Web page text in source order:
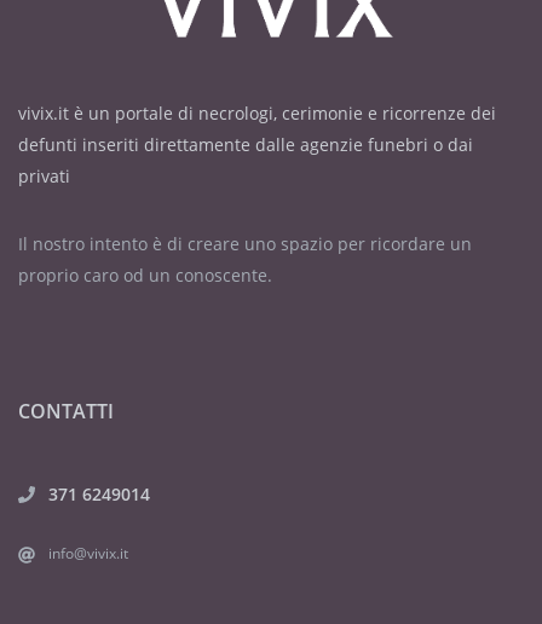
vivix.it è un portale di necrologi, cerimonie e ricorrenze dei
defunti inseriti direttamente dalle agenzie funebri o dai
privati
Il nostro intento è di creare uno spazio per ricordare un
proprio caro od un conoscente.
CONTATTI
371 6249014
info@vivix.it